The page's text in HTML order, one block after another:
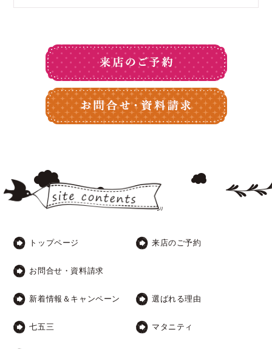
トップページ 来店のご予約
お問合せ・資料請求
新着情報＆キャンペーン 選ばれる理由
七五三 マタニティ